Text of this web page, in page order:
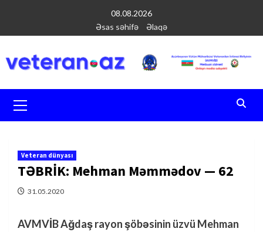
содержимому
08.08.2026
Əsas səhifə
Əlaqə
меню
Veteran dünyası
TƏBRİK: Mehman Məmmədov — 62
31.05.2020
AVMVİB Ağdaş rayon şöbəsinin üzvü Mehman